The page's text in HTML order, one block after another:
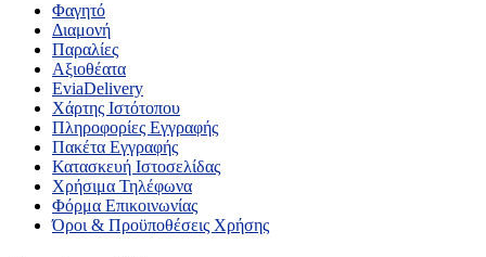
Φαγητό
Διαμονή
Παραλίες
Αξιοθέατα
EviaDelivery
Χάρτης Ιστότοπου
Πληροφορίες Εγγραφής
Πακέτα Εγγραφής
Κατασκευή Ιστοσελίδας
Χρήσιμα Τηλέφωνα
Φόρμα Επικοινωνίας
Όροι & Προϋποθέσεις Xρήσης